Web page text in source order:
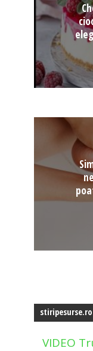
stiripesurse.ro
VIDEO